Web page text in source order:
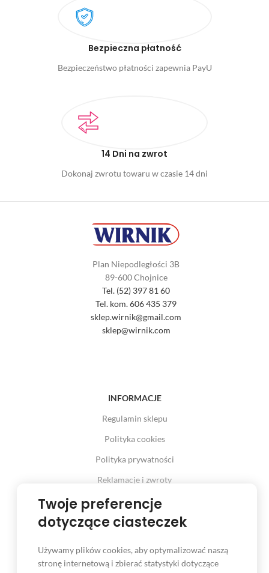
Bezpieczna płatność
Bezpieczeństwo płatności zapewnia PayU
14 Dni na zwrot
Dokonaj zwrotu towaru w czasie 14 dni
Plan Niepodległości 3B
89-600 Chojnice
Tel. (52) 397 81 60
Tel. kom. 606 435 379
sklep.wirnik@gmail.com
sklep@wirnik.com
INFORMACJE
Regulamin sklepu
Polityka cookies
Polityka prywatności
Reklamacje i zwroty
Prawo odstąpienia od umowy
INFORMACJE
Twoje preferencje
dotyczące ciasteczek
Używamy plików cookies, aby optymalizować naszą
stronę internetową i zbierać statystyki dotyczące